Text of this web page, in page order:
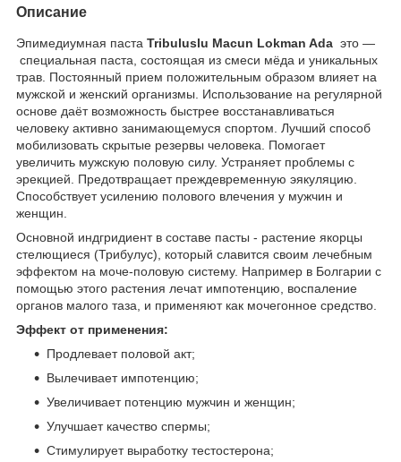
Описание
Эпимедиумная паста Tribuluslu Macun Lokman Ada это —
специальная паста, состоящая из смеси мёда и уникальных
трав. Постоянный прием положительным образом влияет на
мужской и женский организмы. Использование на регулярной
основе даёт возможность быстрее восстанавливаться
человеку активно занимающемуся спортом. Лучший способ
мобилизовать скрытые резервы человека. Помогает
увеличить мужскую половую силу. Устраняет проблемы с
эрекцией. Предотвращает преждевременную эякуляцию.
Способствует усилению полового влечения у мужчин и
женщин.
Основной индгридиент в составе пасты - растение якорцы
стелющиеся (Трибулус), который славится своим лечебным
эффектом на моче-половую систему. Например в Болгарии с
помощью этого растения лечат импотенцию, воспаление
органов малого таза, и применяют как мочегонное средство.
Эффект от применения:
Продлевает половой акт;
Вылечивает импотенцию;
Увеличивает потенцию мужчин и женщин;
Улучшает качество спермы;
Стимулирует выработку тестостерона;